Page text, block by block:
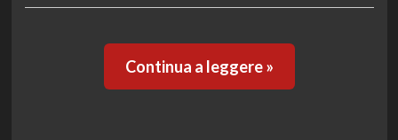
Continua a leggere »